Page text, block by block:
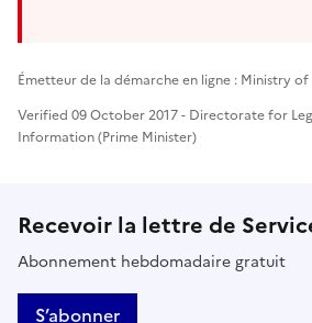
Émetteur de la démarche en ligne : Ministry
Verified 09 October 2017 - Directorate for
Information (Prime Minister)
Recevoir la lettre de
Abonnement hebdomadaire gratuit
S’abonner